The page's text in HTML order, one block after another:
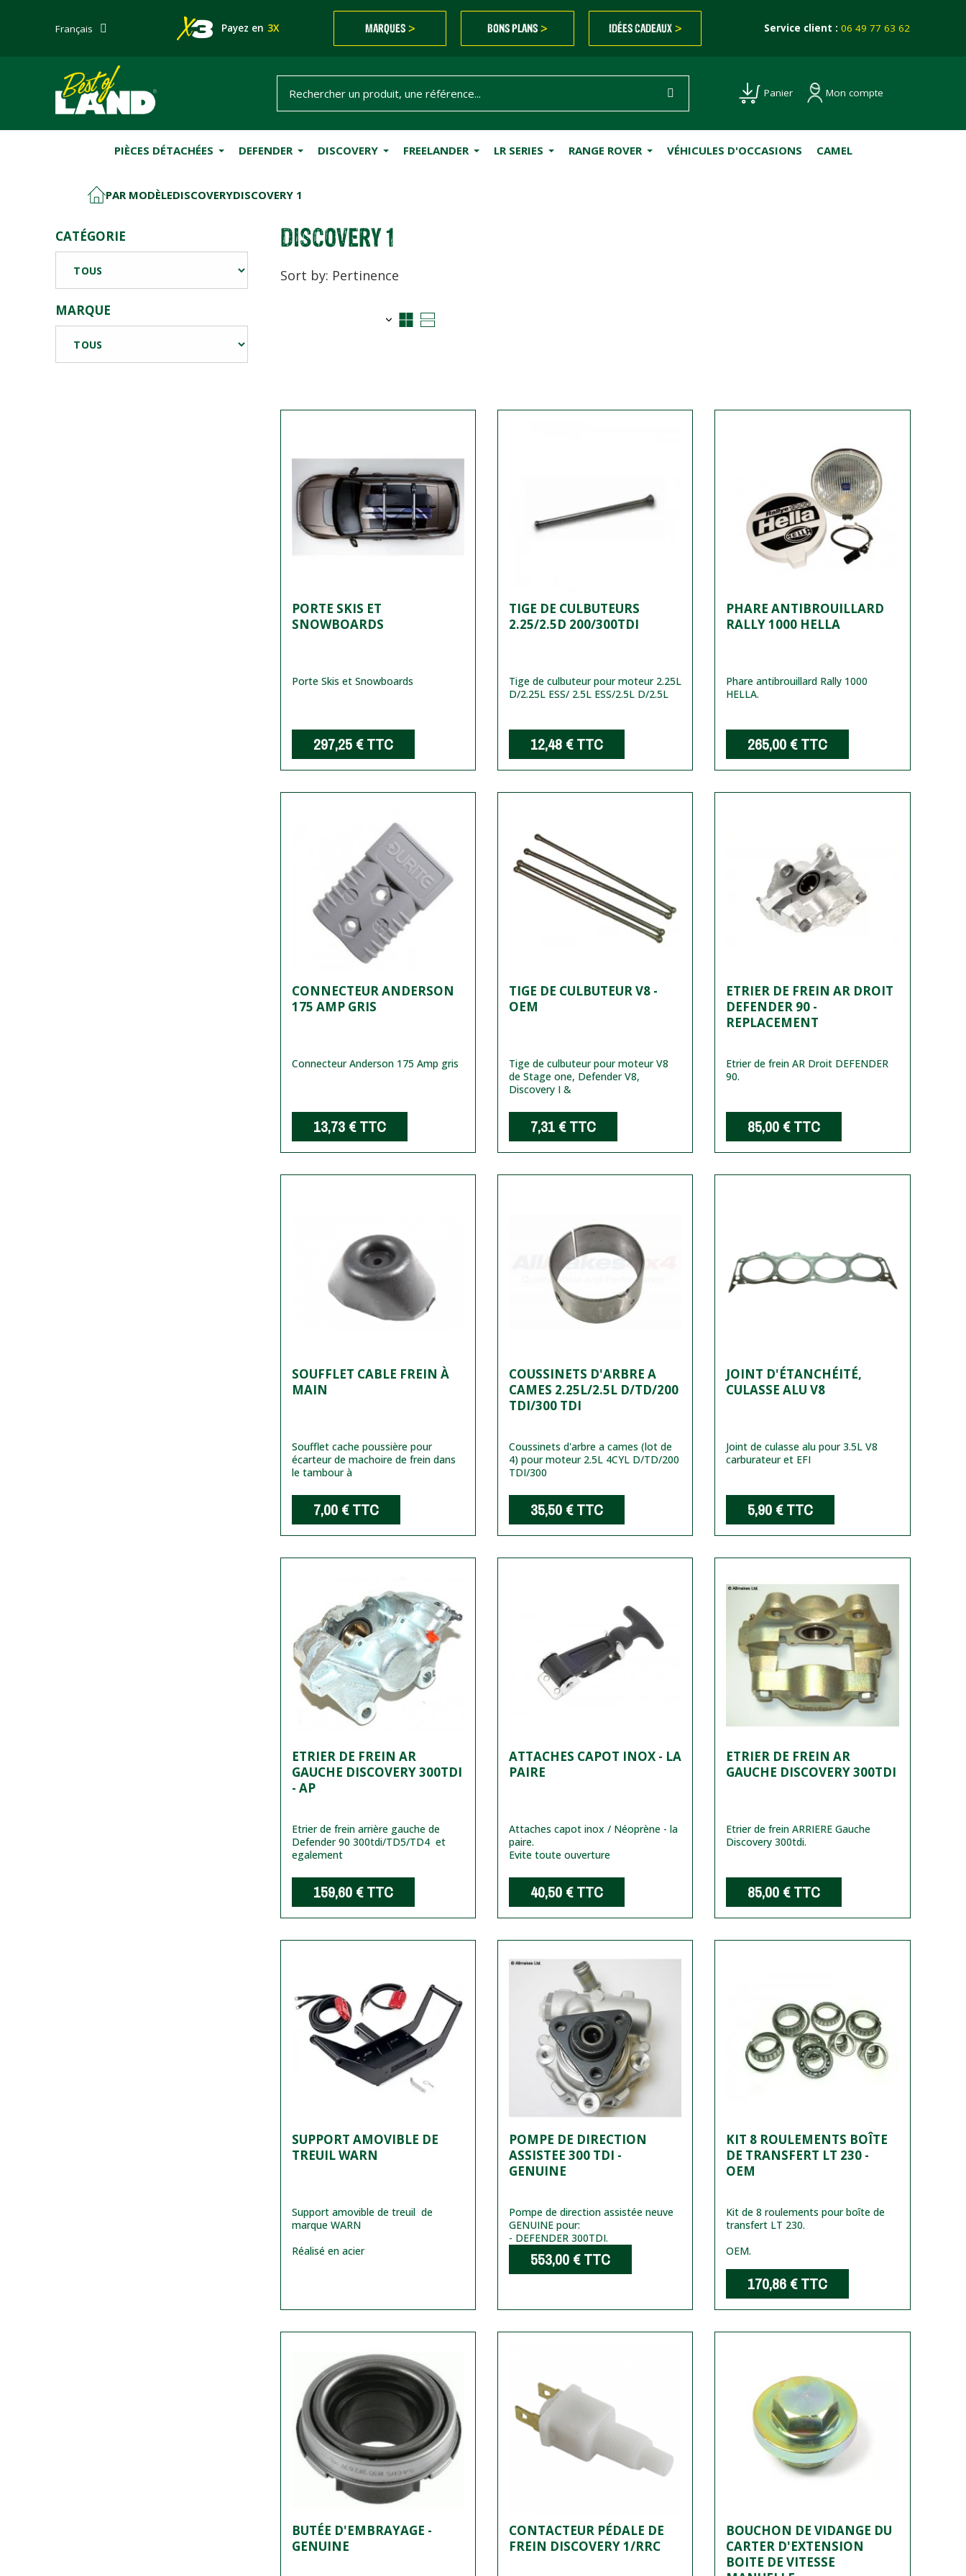
Français Payez en 3X MARQUES > BONS PLANS > IDÉES CADEAUX > Service client :06 49 77 63 62
Panier Mon compte
PIÈCES DÉTACHÉES DEFENDER DISCOVERY FREELANDER LR SERIES RANGE ROVER VÉHICULES D'OCCASIONS CAMEL
PAR MODÈLEDISCOVERYDISCOVERY 1
CATÉGORIE
MARQUE
DISCOVERY 1
Sort by: Pertinence
PORTE SKIS ET
SNOWBOARDS
Porte Skis et Snowboards
297,25 €TTC
TIGE DE CULBUTEURS
2.25/2.5D 200/300TDI
Tige de culbuteur pour moteur 2.25L
D/2.25L ESS/ 2.5L ESS/2.5L D/2.5L
12,48 €TTC
PHARE ANTIBROUILLARD
RALLY 1000 HELLA
Phare antibrouillard Rally 1000
HELLA.
265,00 €TTC
CONNECTEUR ANDERSON
175 AMP GRIS
Connecteur Anderson 175 Amp gris
13,73 €TTC
TIGE DE CULBUTEUR V8 -
OEM
Tige de culbuteur pour moteur V8
de Stage one, Defender V8,
Discovery I &
7,31 €TTC
ETRIER DE FREIN AR DROIT
DEFENDER 90 -
REPLACEMENT
Etrier de frein AR Droit DEFENDER
90.
85,00 €TTC
SOUFFLET CABLE FREIN À
MAIN
Soufflet cache poussière pour
écarteur de machoire de frein dans
le tambour à
7,00 €TTC
COUSSINETS D'ARBRE A
CAMES 2.25L/2.5L D/TD/200
TDI/300 TDI
Coussinets d'arbre a cames (lot de
4) pour moteur 2.5L 4CYL D/TD/200
TDI/300
35,50 €TTC
JOINT D'ÉTANCHÉITÉ,
CULASSE ALU V8
Joint de culasse alu pour 3.5L V8
carburateur et EFI
5,90 €TTC
ETRIER DE FREIN AR
GAUCHE DISCOVERY 300TDI
- AP
Etrier de frein arrière gauche de
Defender 90 300tdi/TD5/TD4 et
egalement
159,60 €TTC
ATTACHES CAPOT INOX - LA
PAIRE
Attaches capot inox / Néoprène - la
paire.
Evite toute ouverture
40,50 €TTC
ETRIER DE FREIN AR
GAUCHE DISCOVERY 300TDI
Etrier de frein ARRIERE Gauche
Discovery 300tdi.
85,00 €TTC
SUPPORT AMOVIBLE DE
TREUIL WARN
Support amovible de treuil de
marque WARN
Réalisé en acier
POMPE DE DIRECTION
ASSISTEE 300 TDI -
GENUINE
Pompe de direction assistée neuve
GENUINE pour:
- DEFENDER 300TDI.
553,00 €TTC
KIT 8 ROULEMENTS BOÎTE
DE TRANSFERT LT 230 -
OEM
Kit de 8 roulements pour boîte de
transfert LT 230.
OEM.
170,86 €TTC
BUTÉE D'EMBRAYAGE -
GENUINE
CONTACTEUR PÉDALE DE
FREIN DISCOVERY 1/RRC
BOUCHON DE VIDANGE DU
CARTER D'EXTENSION
BOITE DE VITESSE